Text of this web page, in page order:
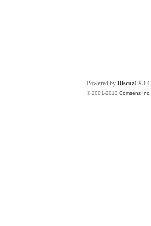
Powered by Discuz! X3.4
© 2001-2013 Comsenz Inc.